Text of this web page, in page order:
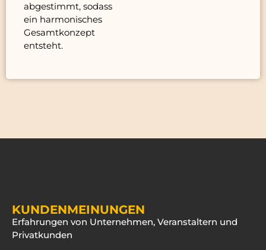
abgestimmt, sodass
ein harmonisches
Gesamtkonzept
entsteht.
KUNDENMEINUNGEN
Erfahrungen von Unternehmen, Veranstaltern und
Privatkunden